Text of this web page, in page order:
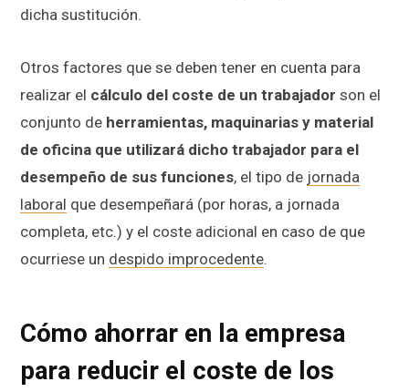
dicha sustitución.
Otros factores que se deben tener en cuenta para
realizar el cálculo del coste de un trabajador son el
conjunto de herramientas, maquinarias y material
de oficina que utilizará dicho trabajador para el
desempeño de sus funciones, el tipo de jornada
laboral que desempeñará (por horas, a jornada
completa, etc.) y el coste adicional en caso de que
ocurriese un despido improcedente.
Cómo ahorrar en la empresa
para reducir el coste de los